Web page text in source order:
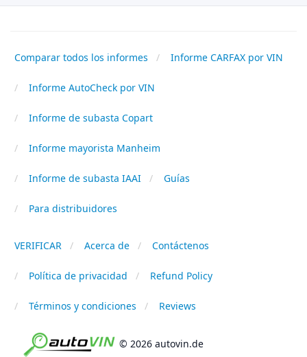
Comparar todos los informes Informe CARFAX por VIN
Informe AutoCheck por VIN
Informe de subasta Copart
Informe mayorista Manheim
Informe de subasta IAAI Guías
Para distribuidores
VERIFICAR Acerca de Contáctenos
Política de privacidad Refund Policy
Términos y condiciones Reviews
© 2026 autovin.de